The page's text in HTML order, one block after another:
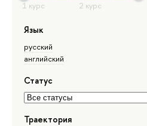
Язык
русский
английский
Статус
Траектория